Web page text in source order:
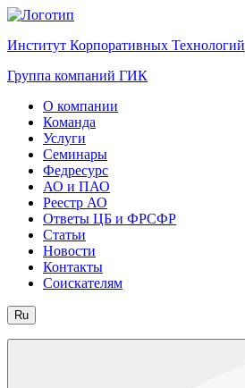
Институт Корпоративных Технологий
Группа компаний ГИК
О компании
Команда
Услуги
Семинары
Федресурс
АО и ПАО
Реестр АО
Ответы ЦБ и ФРСФР
Статьи
Новости
Контакты
Соискателям
Ru